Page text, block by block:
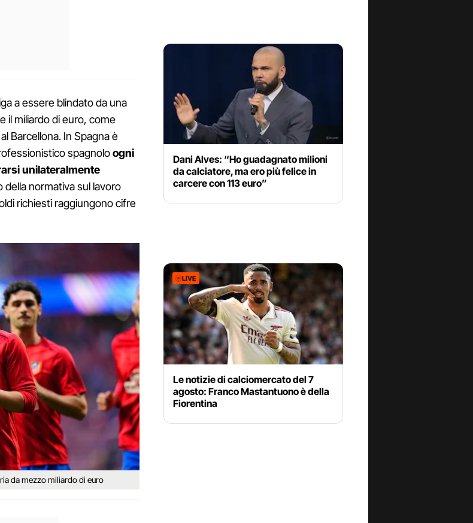
a essere blindato da una
il miliardo di euro, come
Barcellona. In Spagna è
spagnoloogni
unilateralmente
normativa sul lavoro
richiesti raggiungono cifre
da mezzo miliardo di euro
Dani Alves: “Ho guadagnato milioni
da calciatore, ma ero più felice in
carcere con 113 euro”
LIVE
Le notizie di calciomercato del 7
agosto: Franco Mastantuono è della
Fiorentina